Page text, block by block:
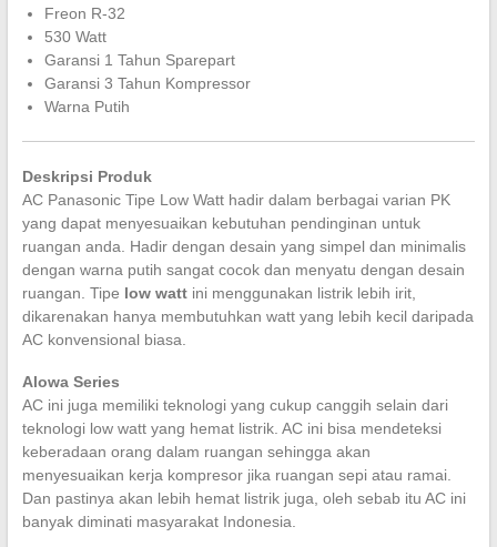
Freon R-32
530 Watt
Garansi 1 Tahun Sparepart
Garansi 3 Tahun Kompressor
Warna Putih
Deskripsi Produk
AC Panasonic Tipe Low Watt hadir dalam berbagai varian PK
yang dapat menyesuaikan kebutuhan pendinginan untuk
ruangan anda. Hadir dengan desain yang simpel dan minimalis
dengan warna putih sangat cocok dan menyatu dengan desain
ruangan. Tipe low wattini menggunakan listrik lebih irit,
dikarenakan hanya membutuhkan watt yang lebih kecil daripada
AC konvensional biasa.
Alowa Series
AC ini juga memiliki teknologi yang cukup canggih selain dari
teknologi low watt yang hemat listrik. AC ini bisa mendeteksi
keberadaan orang dalam ruangan sehingga akan
menyesuaikan kerja kompresor jika ruangan sepi atau ramai.
Dan pastinya akan lebih hemat listrik juga, oleh sebab itu AC ini
banyak diminati masyarakat Indonesia.